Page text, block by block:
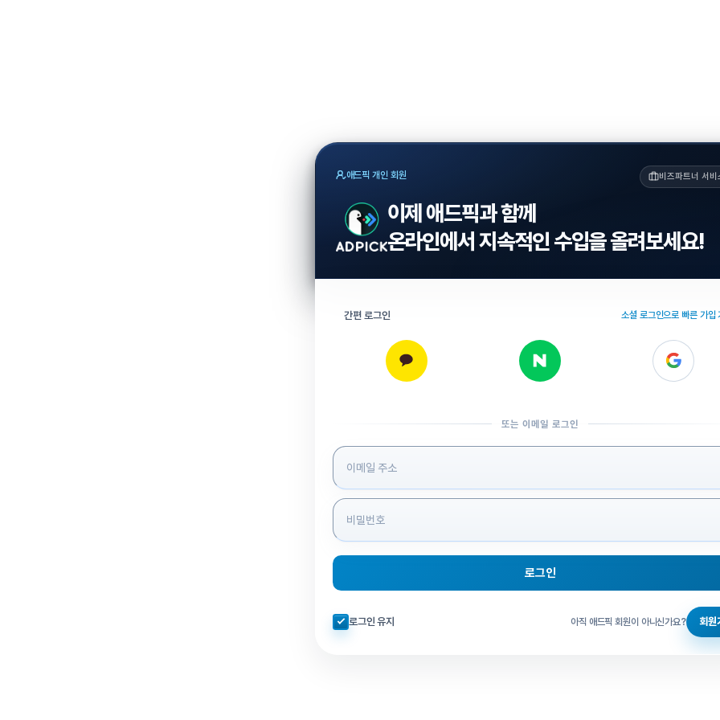
애드픽 개인 회원 비즈파트너 서비
이제 애드픽과 함께
온라인에서 지속적인 수입을 올려보세요!
간편 로그인 소셜 로그인으로 빠른 가입
또는 이메일 로그인
로그인 정보 입력
로그인
자동로그인 체크
로그인 유지 아직 애드픽 회원이 아니신가요? 회원